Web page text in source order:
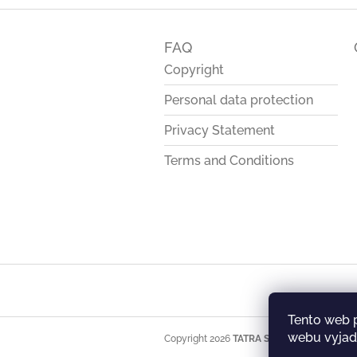
Tento web
webu
FAQ
Copyright
Personal data protection
Privacy Statement
Terms and Conditions
Copyright 2026 TATRA STORE. All rights